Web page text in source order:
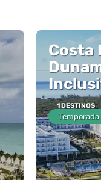
Costa
1 DESTINOS
Temporada